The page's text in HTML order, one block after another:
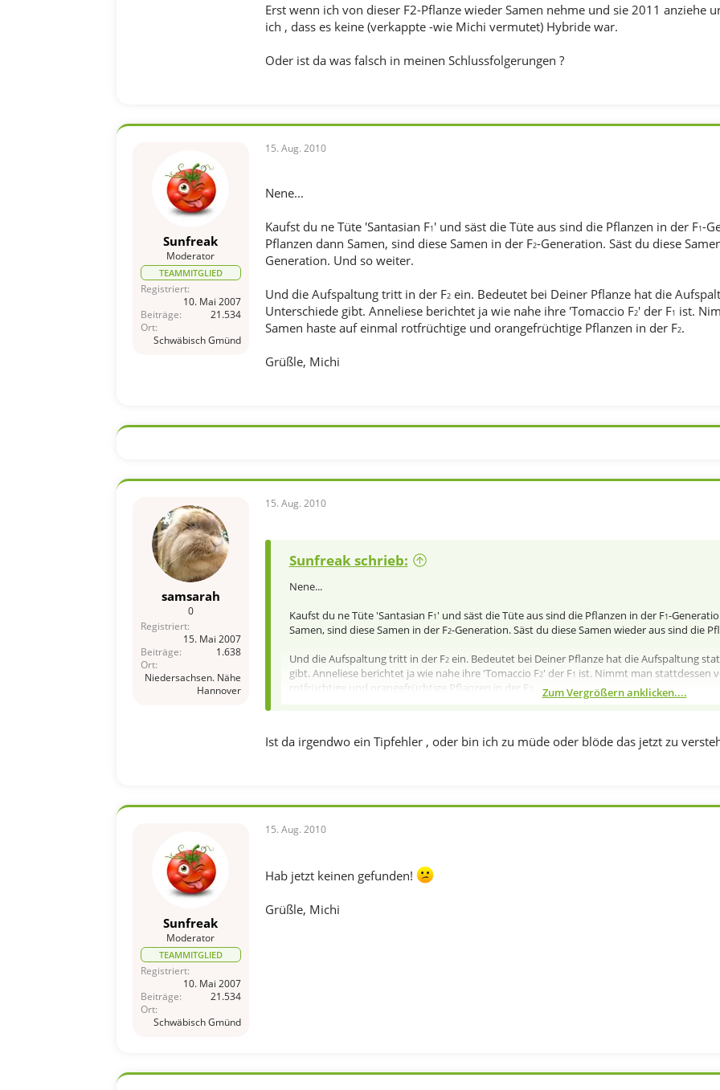
Erst wenn ich von dieser F2-Pflanze wieder Samen nehme und sie 2011 anziehe
ich , dass es keine (verkappte -wie Michi vermutet) Hybride war.
Oder ist da was falsch in meinen Schlussfolgerungen ?
Sunfreak
Moderator
TEAMMITGLIED
Registriert
10. Mai 2007
Beiträge
21.534
Ort
Schwäbisch Gmünd
15. Aug. 2010
Nene...
Kaufst du ne Tüte 'Santasian F1' und säst die Tüte aus sind die Pflanzen in der F1-
Pflanzen dann Samen, sind diese Samen in der F2-Generation. Säst du diese
Generation. Und so weiter.
Und die Aufspaltung tritt in der F2ein. Bedeutet bei Deiner Pflanze hat die
Unterschiede gibt. Anneliese berichtet ja wie nahe ihre 'Tomaccio F2' der F1 ist.
Samen haste auf einmal rotfrüchtige und orangefrüchtige Pflanzen in der F2.
Grüßle, Michi
samsarah
0
Registriert
15. Mai 2007
Beiträge
1.638
Ort
Niedersachsen. Nähe
Hannover
15. Aug. 2010
Sunfreak schrieb:
Nene...
Kaufst du ne Tüte 'Santasian F1' und säst die Tüte aus sind die Pflanzen in der F1-
Samen, sind diese Samen in der F2-Generation. Säst du diese Samen wieder aus sind die
Und die Aufspaltung tritt in der F2ein. Bedeutet bei Deiner Pflanze hat die Aufspaltung
gibt. Anneliese berichtet ja wie nahe ihre 'Tomaccio F2' der F1 ist. Nimmt man stattdessen
rotfrüchtige und orangefrüchtige Pflanzen in der F
Zum Vergrößern anklicken....
Ist da irgendwo ein Tipfehler , oder bin ich zu müde oder blöde das jetzt zu
Sunfreak
Moderator
TEAMMITGLIED
Registriert
10. Mai 2007
Beiträge
21.534
Ort
Schwäbisch Gmünd
15. Aug. 2010
Hab jetzt keinen gefunden!
Grüßle, Michi